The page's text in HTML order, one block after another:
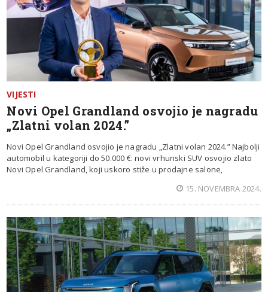
VIJESTI
Novi Opel Grandland osvojio je nagradu
„Zlatni volan 2024.”
Novi Opel Grandland osvojio je nagradu „Zlatni volan 2024.” Najbolji
automobil u kategoriji do 50.000 €: novi vrhunski SUV osvojio zlato
Novi Opel Grandland, koji uskoro stiže u prodajne salone,
15. NOVEMBRA 2024.